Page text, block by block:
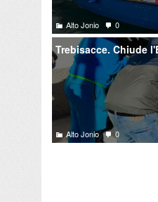
Alto Jonio 0
Trebisacce. Chiude
Alto Jonio 0